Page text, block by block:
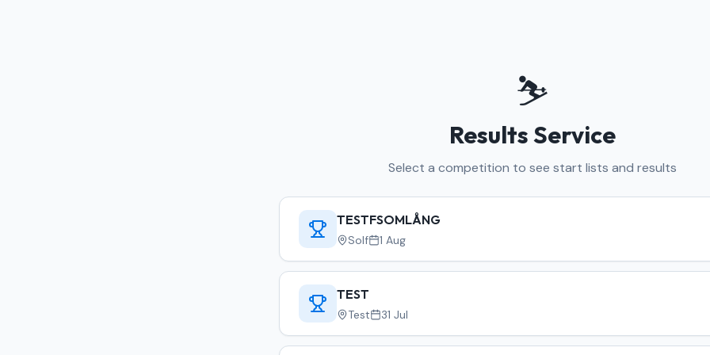
⛷️
Results Service
Select a competition to see start lists and results
TESTFSOMLÅNG
Solf 1 Aug
TEST
Test 31 Jul